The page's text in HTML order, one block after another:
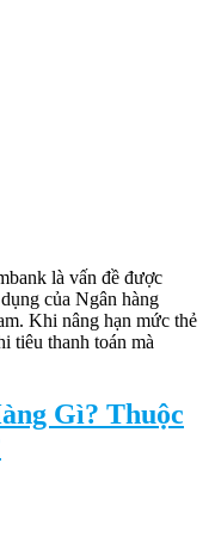
là vấn đề được
của Ngân hàng
Khi nâng hạn mức thẻ
tiêu thanh toán mà
Gì? Thuộc